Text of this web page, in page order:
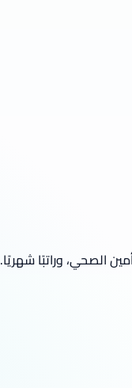
الصحي، وراتبًا شهريًا.